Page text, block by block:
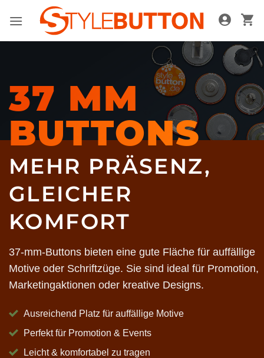
Inhalt
37 MM
BUTTONS
MEHR PRÄSENZ,
GLEICHER
KOMFORT
37-mm-Buttons bieten eine gute Fläche für auffällige
Motive oder Schriftzüge. Sie sind ideal für Promotion,
Marketingaktionen oder kreative Designs.
Ausreichend Platz für auffällige Motive
Perfekt für Promotion & Events
Leicht & komfortabel zu tragen